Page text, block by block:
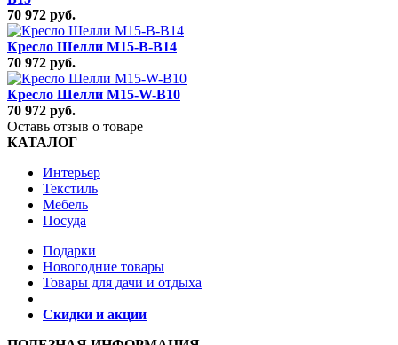
70 972 руб.
Кресло Шелли M15-B-B14
70 972 руб.
Кресло Шелли M15-W-B10
70 972 руб.
Оставь отзыв о товаре
КАТАЛОГ
Интерьер
Текстиль
Мебель
Посуда
Подарки
Новогодние товары
Товары для дачи и отдыха
Скидки и акции